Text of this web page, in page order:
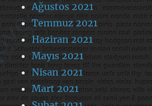
Ağustos 2021
Temmuz 2021
Haziran 2021
Mayıs 2021
Nisan 2021
Mart 2021